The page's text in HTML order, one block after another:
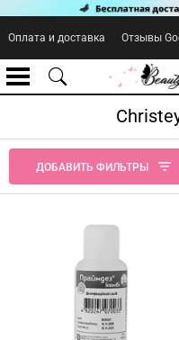
Оплата и доставка Отзывы
ДОБАВИТЬ ФИЛЬТРЫ